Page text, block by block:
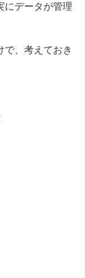
にデータが管理
で、考えておき